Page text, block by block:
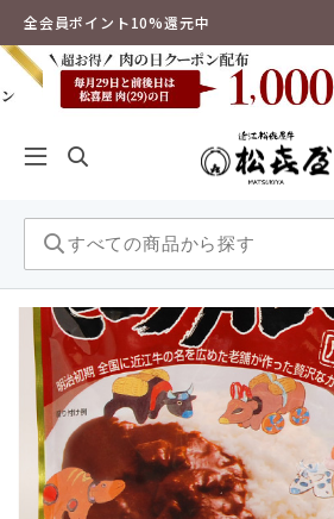
全会員ポイント10%還元中